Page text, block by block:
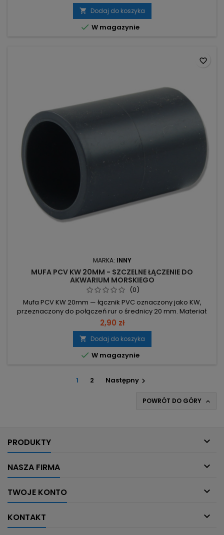
oszczędność miejsca. Ilość: 1 szt. – pojedynczy uchwyt
gotowy do użycia.
 Dodaj do koszyka
 W magazynie
MARKA: INNY
MUFA PCV KW 20MM - SZCZELNE ŁĄCZENIE DO
AKWARIUM MORSKIEGO
(0)
Mufa PCV KW 20mm — łącznik PVC oznaczony jako KW,
przeznaczony do połączeń rur o średnicy 20 mm. Materiał:
PCV — element z tworzywa przeznaczony do instalacji PVC.
Średnica: 20 mm — dopasowanie do rur Ø20 mm. Typ: KW —
oznaczenie modelu/serii.
2,90 zł
 Dodaj do koszyka
 W magazynie
favorite_border
1 2 Następny 
POWRÓT DO GÓRY 
PRODUKTY 
NASZA FIRMA 
TWOJE KONTO 
KONTAKT 